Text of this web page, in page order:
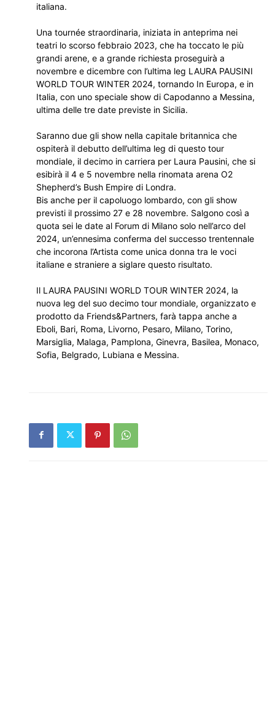
italiana.
Una tournée straordinaria, iniziata in anteprima nei
teatri lo scorso febbraio 2023, che ha toccato le più
grandi arene, e a grande richiesta proseguirà a
novembre e dicembre con l’ultima leg LAURA PAUSINI
WORLD TOUR WINTER 2024, tornando In Europa, e in
Italia, con uno speciale show di Capodanno a Messina,
ultima delle tre date previste in Sicilia.
Saranno due gli show nella capitale britannica che
ospiterà il debutto dell’ultima leg di questo tour
mondiale, il decimo in carriera per Laura Pausini, che si
esibirà il 4 e 5 novembre nella rinomata arena O2
Shepherd’s Bush Empire di Londra.
Bis anche per il capoluogo lombardo, con gli show
previsti il prossimo 27 e 28 novembre. Salgono così a
quota sei le date al Forum di Milano solo nell’arco del
2024, un’ennesima conferma del successo trentennale
che incorona l’Artista come unica donna tra le voci
italiane e straniere a siglare questo risultato.
Il LAURA PAUSINI WORLD TOUR WINTER 2024, la
nuova leg del suo decimo tour mondiale, organizzato e
prodotto da Friends&Partners, farà tappa anche a
Eboli, Bari, Roma, Livorno, Pesaro, Milano, Torino,
Marsiglia, Malaga, Pamplona, Ginevra, Basilea, Monaco,
Sofia, Belgrado, Lubiana e Messina.